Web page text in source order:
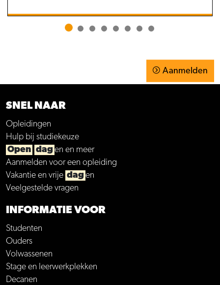
Aanmelden
SNEL NAAR
Opleidingen
Hulp bij studiekeuze
Open dagen en meer
Aanmelden voor een opleiding
Vakantie en vrije dagen
Veelgestelde vragen
INFORMATIE VOOR
Studenten
Ouders
Volwassenen
Stage en leerwerkplekken
Decanen